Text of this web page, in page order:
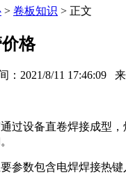
> 卷板知识 > 正文
格
2021/8/11 17:46:09 来
过设备直卷焊接成型
参数包含电焊焊接热